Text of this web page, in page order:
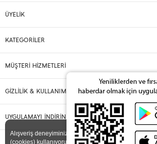
ÜYELİK
KATEGORİLER
MÜŞTERİ HİZMETLERİ
GİZLİLİK & KULLANIM
UYGULAMAYI İNDİRİN
Alışveriş deneyiminizi iyileştirmek için yasal
(cookies) kullanıyoruz. Detaylı bilgiyeGizlilik ve